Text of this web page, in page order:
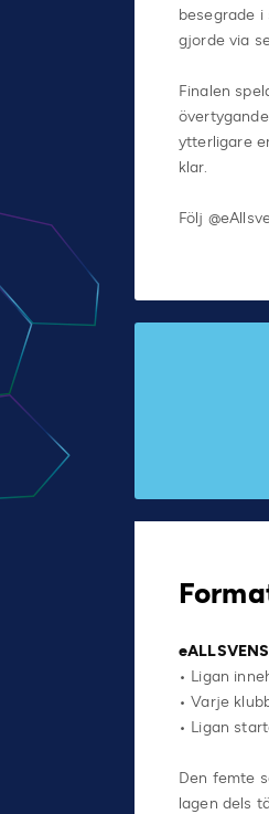
besegrade i
gjorde via
Finalen
ytterligare
klar.
Följ
• Ligan
• Varje
• Ligan
Den femte
lagen dels